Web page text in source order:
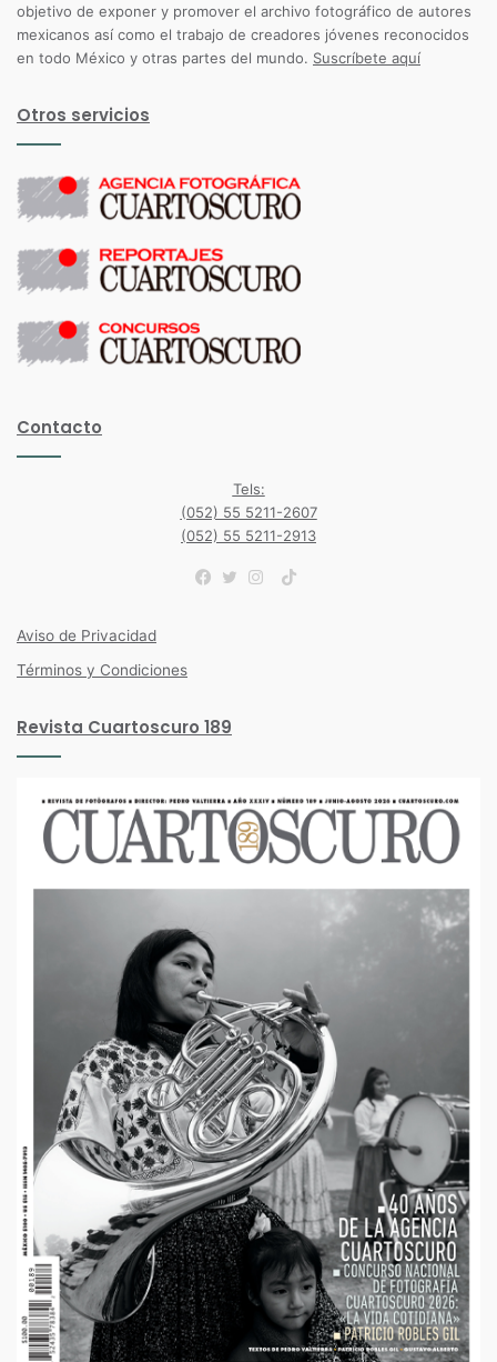
objetivo de exponer y promover el archivo fotográfico de autores
mexicanos así como el trabajo de creadores jóvenes reconocidos
en todo México y otras partes del mundo. Suscríbete aquí
Otros servicios
Contacto
Tels:
(052) 55 5211-2607
(052) 55 5211-2913
TikTok
Aviso de Privacidad
Términos y Condiciones
Revista Cuartoscuro 189